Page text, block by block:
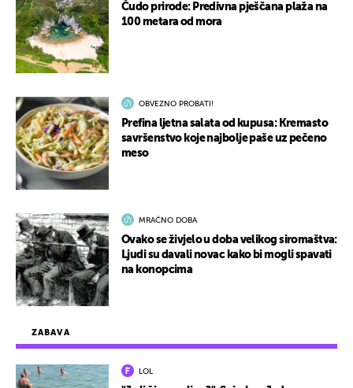
ZABAVA
LOL
Čudo prirode: Predivna pješčana plaža na
100 metara od mora
OBVEZNO PROBATI!
Prefina ljetna salata od kupusa: Kremasto
savršenstvo koje najbolje paše uz pečeno
meso
MRAČNO DOBA
Ovako se živjelo u doba velikog siromaštva:
Ljudi su davali novac kako bi mogli spavati
na konopcima